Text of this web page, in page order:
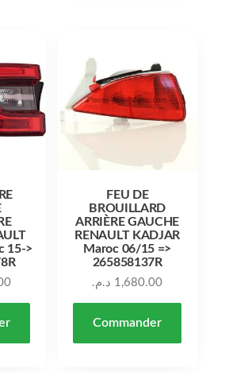
15->
FEU DE
BROUILLARD
ARRIÈRE GAUCHE
RENAULT KADJAR
Maroc 06/15 =>
265858137R
1,680.00 د.م.
Commander